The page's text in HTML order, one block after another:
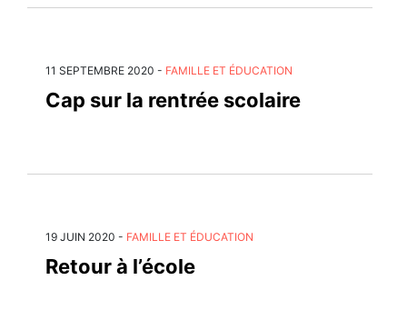
11 SEPTEMBRE 2020 - FAMILLE ET ÉDUCATION
Cap sur la rentrée scolaire
19 JUIN 2020 - FAMILLE ET ÉDUCATION
Retour à l’école